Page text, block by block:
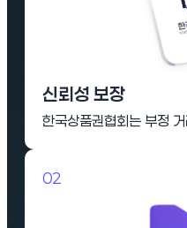
신뢰성 보장
한국상품권협회는 부정
02